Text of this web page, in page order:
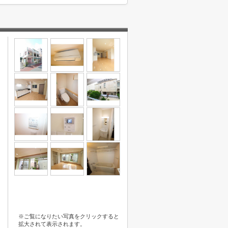
※ご覧になりたい写真をクリックすると
拡大されて表示されます。